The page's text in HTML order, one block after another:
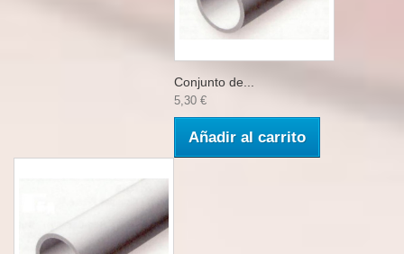
Conjunto de...
5,30 €
Añadir al carrito